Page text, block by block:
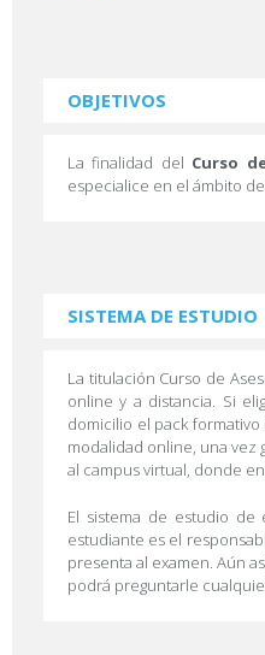
OBJETIVOS
La finalidad del Curso
especialice en el ámbito
SISTEMA DE ESTUDIO
La titulación Curso de
online y a distancia. Si
domicilio el pack
modalidad online, una vez
al campus virtual, donde
El sistema de estudio de
estudiante es el
presenta al examen. Aún
podrá preguntarle